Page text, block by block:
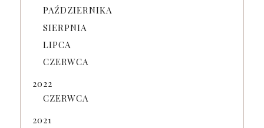
PAŹDZIERNIKA
SIERPNIA
LIPCA
CZERWCA
2022
CZERWCA
2021